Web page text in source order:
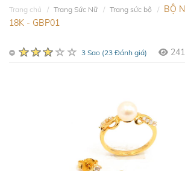
Trang chủ Trang Sức Nữ Trang sức bộ
BỘ
18K - GBP01
3 Sao (23 Đánh giá)